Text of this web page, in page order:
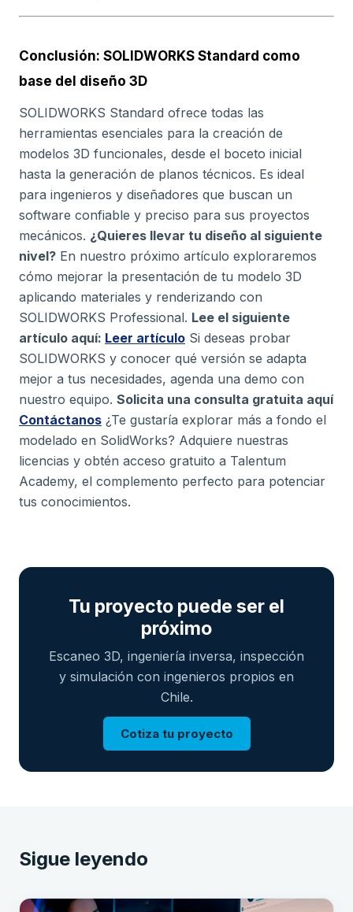
Conclusión: SOLIDWORKS Standard como
base del diseño 3D
SOLIDWORKS Standard ofrece todas las
herramientas esenciales para la creación de
modelos 3D funcionales, desde el boceto inicial
hasta la generación de planos técnicos. Es ideal
para ingenieros y diseñadores que buscan un
software confiable y preciso para sus proyectos
mecánicos. ¿Quieres llevar tu diseño al siguiente
nivel? En nuestro próximo artículo exploraremos
cómo mejorar la presentación de tu modelo 3D
aplicando materiales y renderizando con
SOLIDWORKS Professional. Lee el siguiente
artículo aquí: Leer artículo Si deseas probar
SOLIDWORKS y conocer qué versión se adapta
mejor a tus necesidades, agenda una demo con
nuestro equipo. Solicita una consulta gratuita aquí
Contáctanos ¿Te gustaría explorar más a fondo el
modelado en SolidWorks? Adquiere nuestras
licencias y obtén acceso gratuito a Talentum
Academy, el complemento perfecto para potenciar
tus conocimientos.
Tu proyecto puede ser el
próximo
Escaneo 3D, ingeniería inversa, inspección
y simulación con ingenieros propios en
Chile.
Cotiza tu proyecto
Sigue leyendo